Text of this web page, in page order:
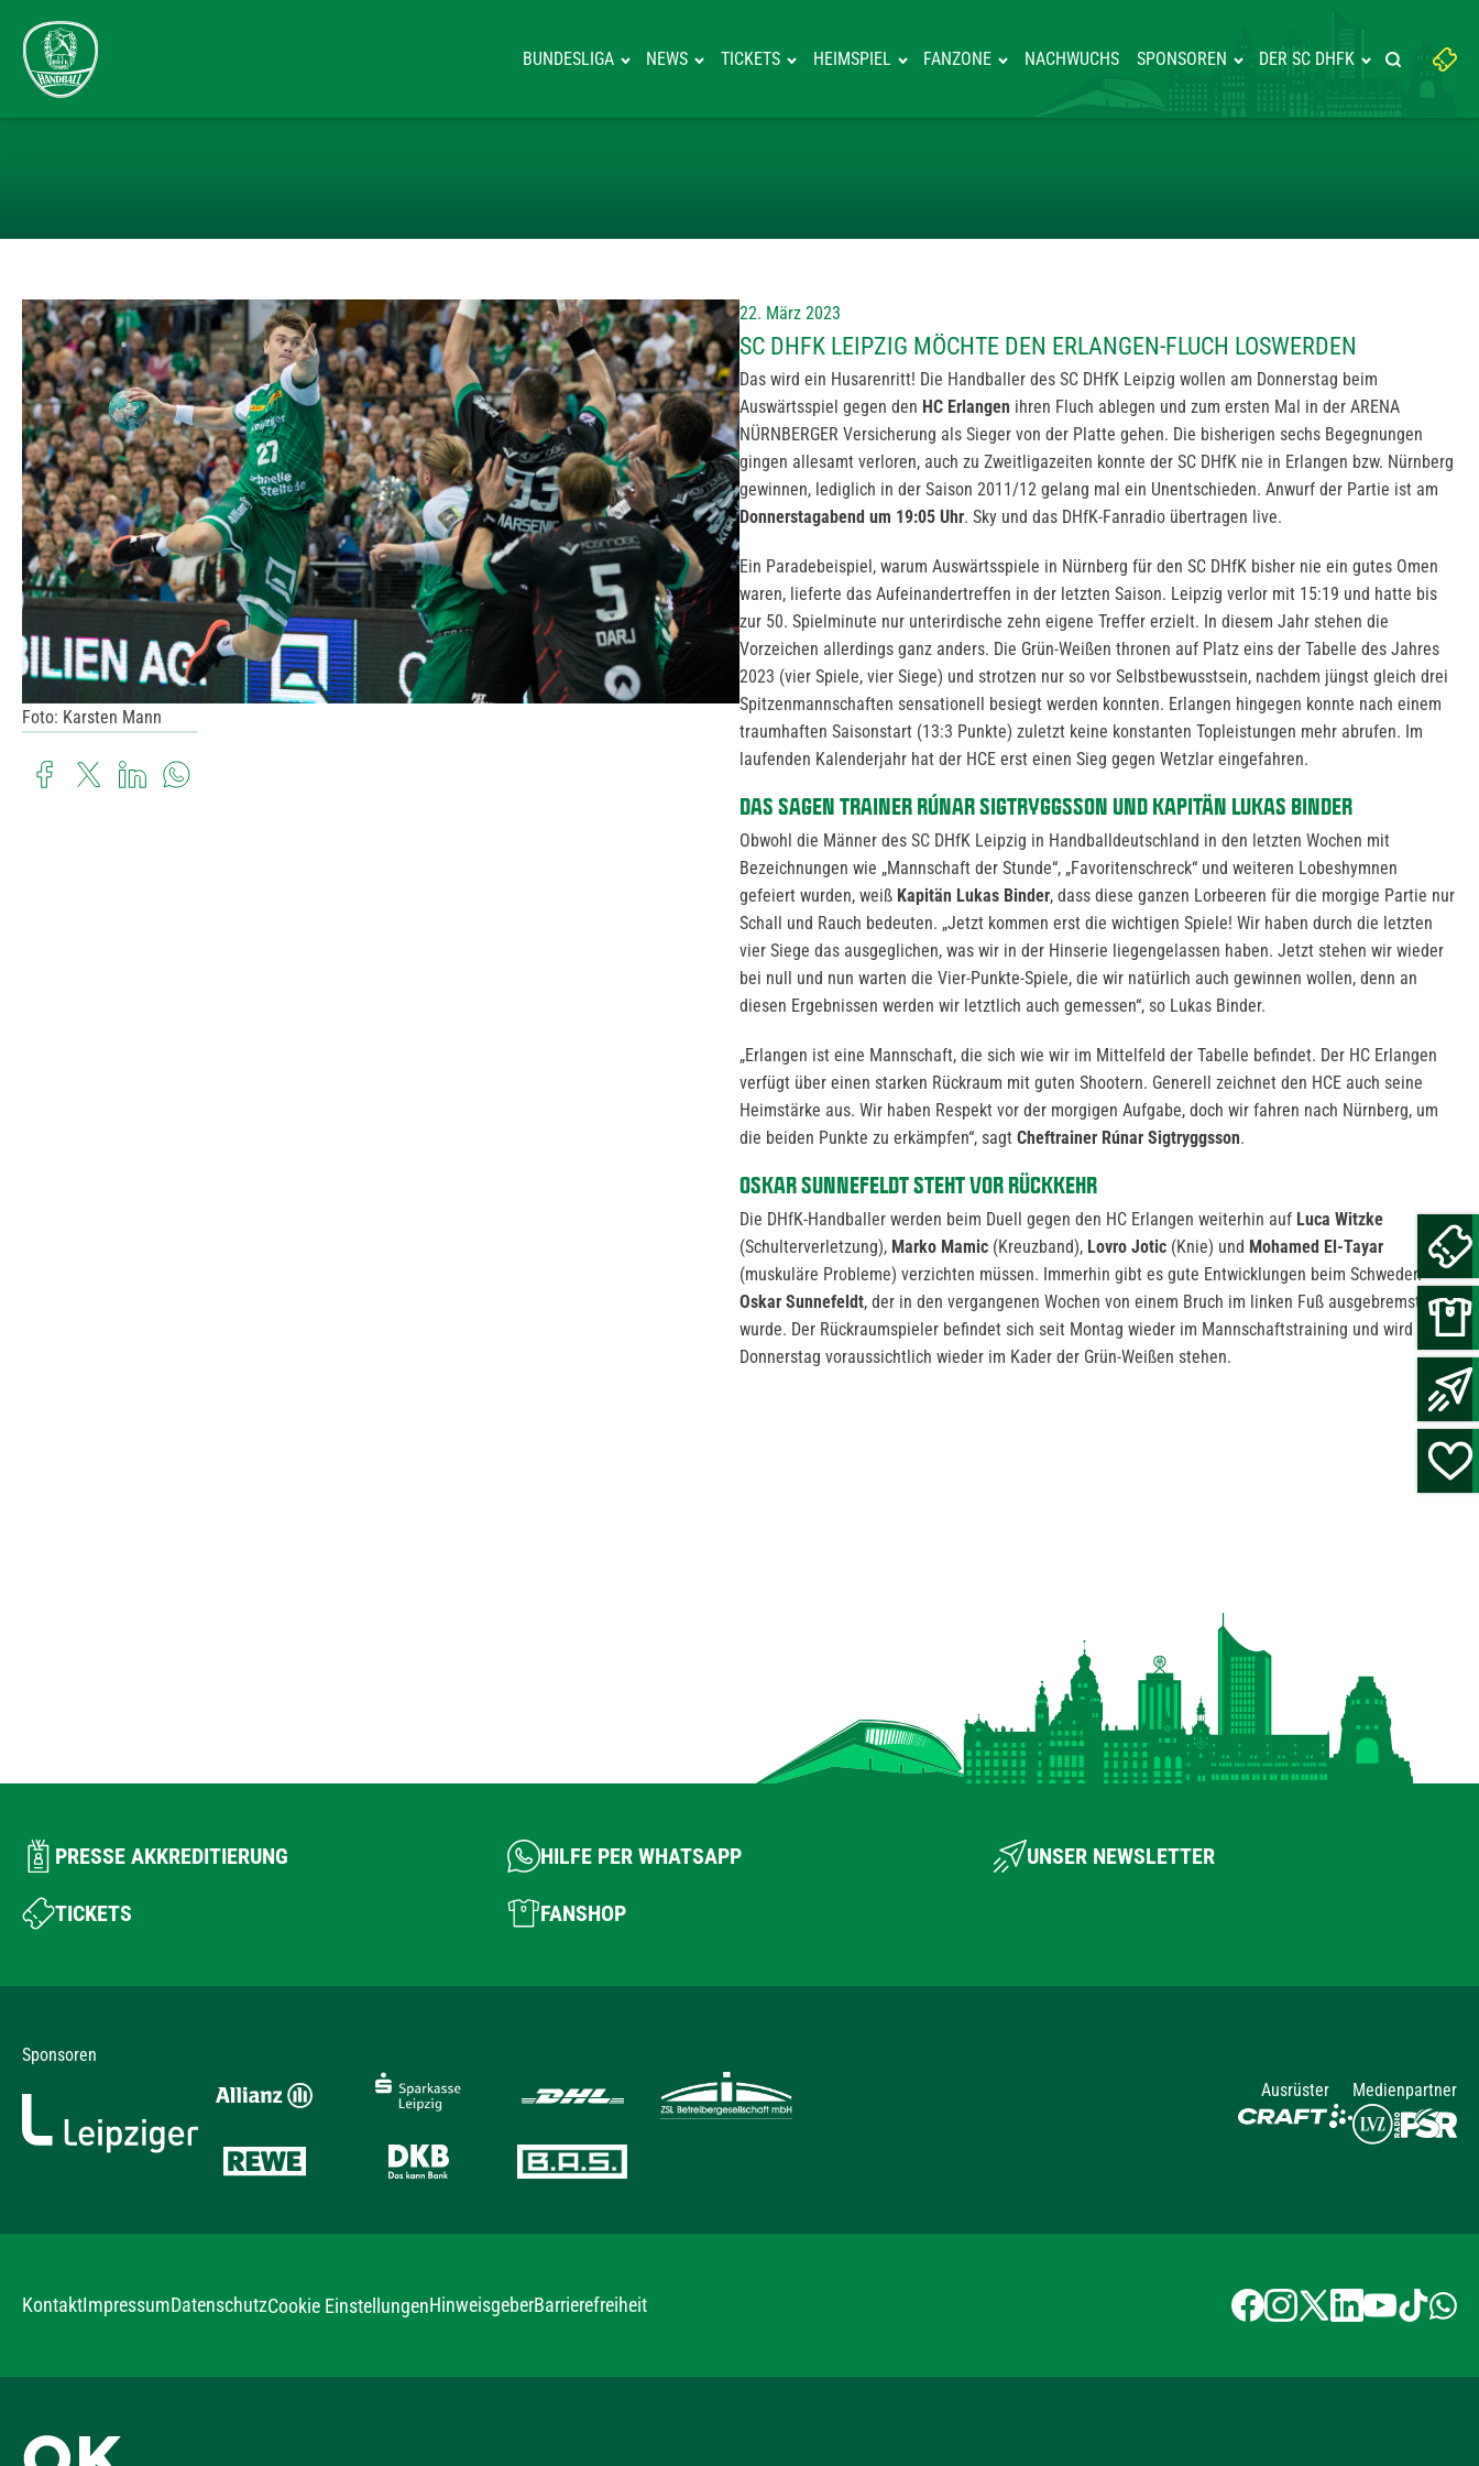
BUNDESLIGA NEWS TICKETS HEIMSPIEL FANZONE NACHWUCHS SPONSOREN DER SC DHFK
Suchbegriff
eingeben:
Suche
Foto: Karsten Mann
22. März 2023
SC DHFK LEIPZIG MÖCHTE DEN ERLANGEN-FLUCH LOSWERDEN
Das wird ein Husarenritt! Die Handballer des SC DHfK Leipzig wollen am Donnerstag beim
Auswärtsspiel gegen den HC Erlangen ihren Fluch ablegen und zum ersten Mal in der ARENA
NÜRNBERGER Versicherung als Sieger von der Platte gehen. Die bisherigen sechs Begegnungen
gingen allesamt verloren, auch zu Zweitligazeiten konnte der SC DHfK nie in Erlangen bzw. Nürnberg
gewinnen, lediglich in der Saison 2011/12 gelang mal ein Unentschieden. Anwurf der Partie ist am
Donnerstagabend um 19:05 Uhr. Sky und das DHfK-Fanradio übertragen live.
Ein Paradebeispiel, warum Auswärtsspiele in Nürnberg für den SC DHfK bisher nie ein gutes Omen
waren, lieferte das Aufeinandertreffen in der letzten Saison. Leipzig verlor mit 15:19 und hatte bis
zur 50. Spielminute nur unterirdische zehn eigene Treffer erzielt. In diesem Jahr stehen die
Vorzeichen allerdings ganz anders. Die Grün-Weißen thronen auf Platz eins der Tabelle des Jahres
2023 (vier Spiele, vier Siege) und strotzen nur so vor Selbstbewusstsein, nachdem jüngst gleich drei
Spitzenmannschaften sensationell besiegt werden konnten. Erlangen hingegen konnte nach einem
traumhaften Saisonstart (13:3 Punkte) zuletzt keine konstanten Topleistungen mehr abrufen. Im
laufenden Kalenderjahr hat der HCE erst einen Sieg gegen Wetzlar eingefahren.
DAS SAGEN TRAINER RÚNAR SIGTRYGGSSON UND KAPITÄN LUKAS BINDER
Obwohl die Männer des SC DHfK Leipzig in Handballdeutschland in den letzten Wochen mit
Bezeichnungen wie „Mannschaft der Stunde“, „Favoritenschreck“ und weiteren Lobeshymnen
gefeiert wurden, weiß Kapitän Lukas Binder, dass diese ganzen Lorbeeren für die morgige Partie nur
Schall und Rauch bedeuten. „Jetzt kommen erst die wichtigen Spiele! Wir haben durch die letzten
vier Siege das ausgeglichen, was wir in der Hinserie liegengelassen haben. Jetzt stehen wir wieder
bei null und nun warten die Vier-Punkte-Spiele, die wir natürlich auch gewinnen wollen, denn an
diesen Ergebnissen werden wir letztlich auch gemessen“, so Lukas Binder.
„Erlangen ist eine Mannschaft, die sich wie wir im Mittelfeld der Tabelle befindet. Der HC Erlangen
verfügt über einen starken Rückraum mit guten Shootern. Generell zeichnet den HCE auch seine
Heimstärke aus. Wir haben Respekt vor der morgigen Aufgabe, doch wir fahren nach Nürnberg, um
die beiden Punkte zu erkämpfen“, sagt Cheftrainer Rúnar Sigtryggsson.
OSKAR SUNNEFELDT STEHT VOR RÜCKKEHR
Die DHfK-Handballer werden beim Duell gegen den HC Erlangen weiterhin auf Luca Witzke
(Schulterverletzung), Marko Mamic (Kreuzband), Lovro Jotic (Knie) und Mohamed El-Tayar
(muskuläre Probleme) verzichten müssen. Immerhin gibt es gute Entwicklungen beim Schweden
Oskar Sunnefeldt, der in den vergangenen Wochen von einem Bruch im linken Fuß ausgebremst
wurde. Der Rückraumspieler befindet sich seit Montag wieder im Mannschaftstraining und wird am
Donnerstag voraussichtlich wieder im Kader der Grün-Weißen stehen.
PRESSE AKKREDITIERUNG HILFE PER WHATSAPP UNSER NEWSLETTER
TICKETS FANSHOP
Sponsoren
Ausrüster
Medienpartner
KontaktImpressumDatenschutzCookie EinstellungenHinweisgeberBarrierefreiheit